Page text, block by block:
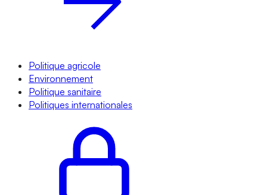
Politique agricole
Environnement
Politique sanitaire
Politiques internationales